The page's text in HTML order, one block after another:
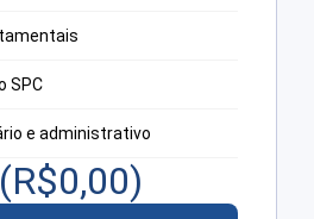
SPC
e administrativo
(R$0,00)